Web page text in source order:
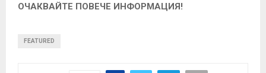
ОЧАКВАЙТЕ ПОВЕЧЕ ИНФОРМАЦИЯ!
FEATURED